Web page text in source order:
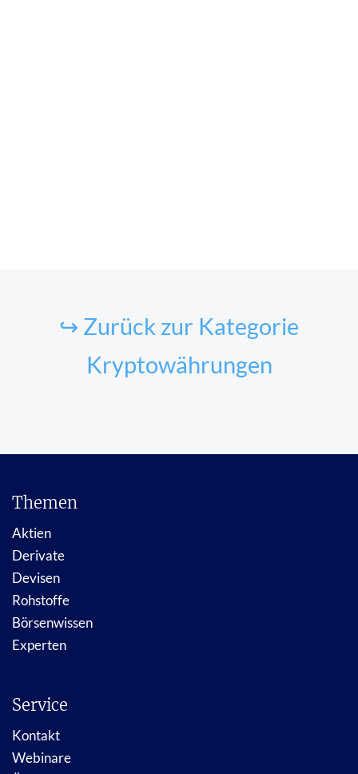
↪ Zurück zur Kategorie
Kryptowährungen
Themen
Aktien
Derivate
Devisen
Rohstoffe
Börsenwissen
Experten
Service
Kontakt
Webinare